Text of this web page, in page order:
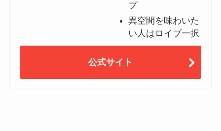
プ
異空間を味わいた
い人はロイブ一択
公式サイト